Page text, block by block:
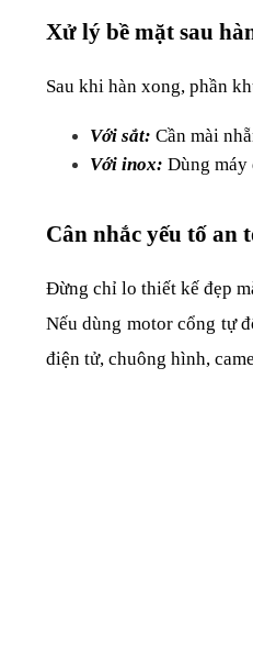
Xử lý bề mặt sau
Sau khi hàn xong, phần
Với sắt: Cần mài
Với inox: Dùng máy
Cân nhắc yếu tố an
Đừng chỉ lo thiết kế đẹp
Nếu dùng motor cổng tự
điện tử, chuông hình,